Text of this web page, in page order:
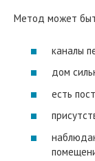
Метод может
каналы
дом
есть